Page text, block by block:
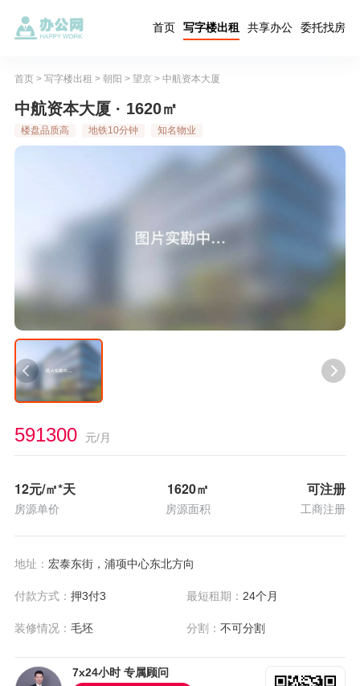
首页 写字楼出租 共享办公 委托找房
首页> 写字楼出租 > 朝阳 > 望京> 中航资本大厦
中航资本大厦 · 1620㎡
楼盘品质高 地铁10分钟 知名物业
591300 元/月
12元/㎡*天
房源单价
1620㎡
房源面积
可注册
工商注册
地址： 宏泰东街，浦项中心东北方向
付款方式： 押3付3 最短租期： 24个月
装修情况： 毛坯 分割：不可分割
7x24小时 专属顾问